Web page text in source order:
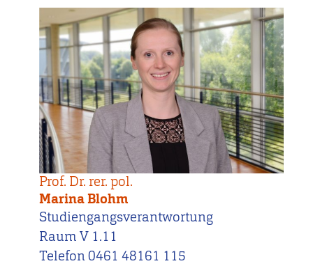
Prof. Dr. rer. pol.
Marina Blohm
Studiengangsverantwortung
Raum V 1.11
Telefon 0461 48161 115